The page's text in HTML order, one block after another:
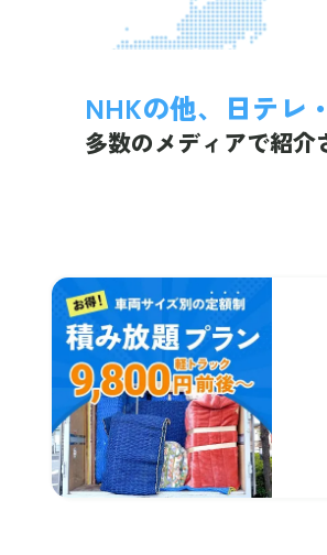
NHKの他、日テレ
多数のメディアで紹介